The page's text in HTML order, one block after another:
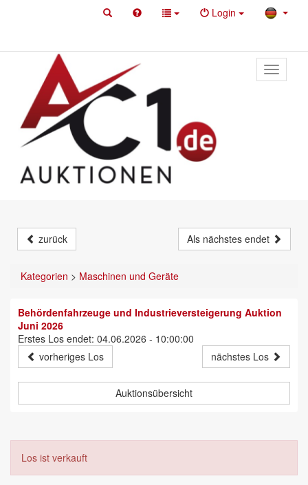
Login
Toggle
primary
zurück Als nächstes endet
Kategorien > Maschinen und Geräte
Behördenfahrzeuge und Industrieversteigerung Auktion
Juni 2026
Erstes Los endet: 04.06.2026 - 10:00:00
vorheriges Los
nächstes Los
Auktionsübersicht
Los ist verkauft